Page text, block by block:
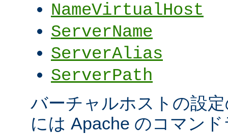
NameVirtualHost
ServerName
ServerAlias
ServerPath
バーチャルホストの設
には Apache のコマン